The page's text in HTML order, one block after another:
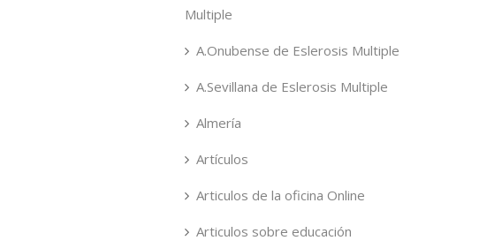
Multiple
A.Onubense de Eslerosis Multiple
A.Sevillana de Eslerosis Multiple
Almería
Artículos
Articulos de la oficina Online
Articulos sobre educación